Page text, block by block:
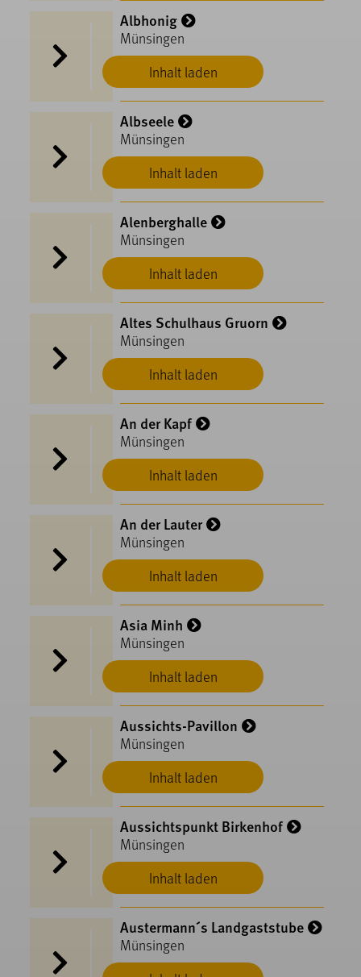
Inhalt laden
Albhonig
Münsingen
Inhalt laden
Albseele
Münsingen
Inhalt laden
Alenberghalle
Münsingen
Inhalt laden
Altes Schulhaus Gruorn
Münsingen
Inhalt laden
An der Kapf
Münsingen
Inhalt laden
An der Lauter
Münsingen
Inhalt laden
Asia Minh
Münsingen
Inhalt laden
Aussichts-Pavillon
Münsingen
Inhalt laden
Aussichtspunkt Birkenhof
Münsingen
Austermann´s Landgaststube
Münsingen